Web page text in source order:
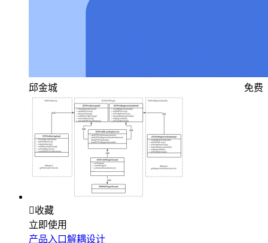
邱金城 免费
收藏
立即使用
产品入口解耦设计